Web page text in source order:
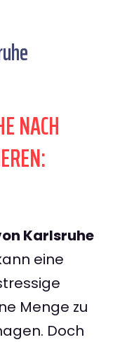
NACH
Karlsruhe
eine
Menge zu
Doch